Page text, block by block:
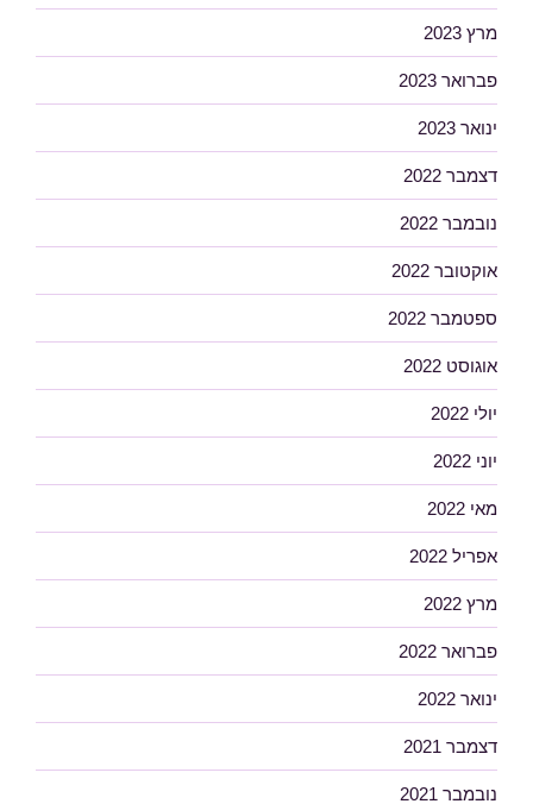
מרץ 2023
פברואר 2023
ינואר 2023
דצמבר 2022
נובמבר 2022
אוקטובר 2022
ספטמבר 2022
אוגוסט 2022
יולי 2022
יוני 2022
מאי 2022
אפריל 2022
מרץ 2022
פברואר 2022
ינואר 2022
דצמבר 2021
נובמבר 2021